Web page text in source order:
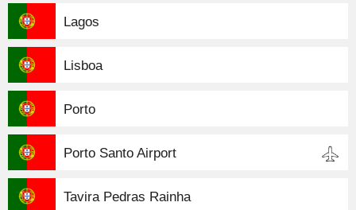
Lagos
Lisboa
Porto
Porto Santo Airport
Tavira Pedras Rainha